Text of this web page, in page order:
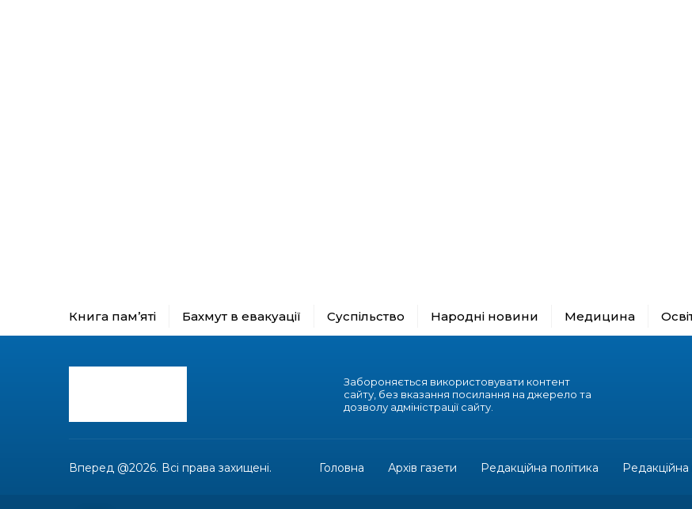
Книга пам’яті Бахмут в евакуації Суспільство Народні новини Медицина
Забороняється використовувати контент
сайту, без вказання посилання на джерело та
дозволу адміністрації сайту.
Вперед @2026. Всі права захищені. Головна Архів газети Редакційна політика Редакційна